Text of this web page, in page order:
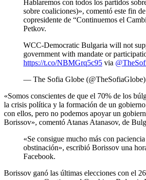
Hablaremos con todos los partidos
sobre coaliciones)», comentó este fin
copresidente de “Continuemos el
Petkov.
WCC-Democratic Bulgaria will not
government with mandate or
https://t.co/NBMGrq5c95 via
— The Sofia Globe (@TheSofiaGlobe)
«Somos conscientes de que el 70% de los
la crisis política y la formación de un
con ellos, pero no podemos apoyar un
Borissov», comentó Atanas Atanasov, de
«Se consigue mucho más con
obstinación», escribió Borissov una
Facebook.
Borissov ganó las últimas elecciones con el